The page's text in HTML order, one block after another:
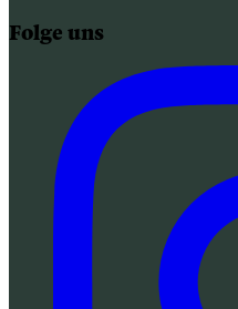
Folge uns